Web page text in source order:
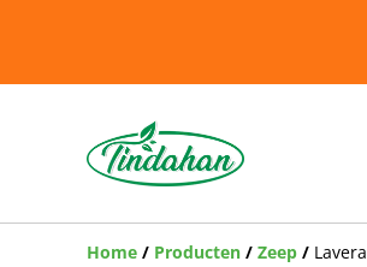
Home / Producten / Zeep /